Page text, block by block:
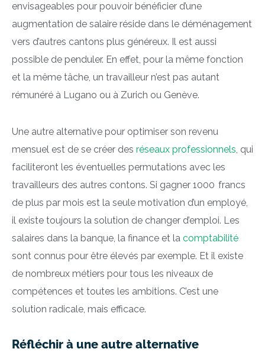
envisageables pour pouvoir bénéficier d’une
augmentation de salaire réside dans le déménagement
vers d’autres cantons plus généreux. Il est aussi
possible de penduler. En effet, pour la même fonction
et la même tâche, un travailleur n’est pas autant
rémunéré à Lugano ou à Zurich ou Genève.
Une autre alternative pour optimiser son revenu
mensuel est de se créer des réseaux professionnels , qui
faciliteront les éventuelles permutations avec les
travailleurs des autres contons. Si gagner 1000 francs
de plus par mois est la seule motivation d’un employé,
il existe toujours la solution de changer d’emploi. Les
salaires dans la banque, la finance et la comptabilité
sont connus pour être élevés par exemple. Et il existe
de nombreux métiers pour tous les niveaux de
compétences et toutes les ambitions. C’est une
solution radicale, mais efficace.
Réfléchir à une autre alternative